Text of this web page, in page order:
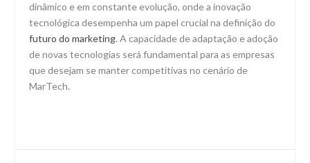
dinâmico e em constante evolução, onde a inovação
tecnológica desempenha um papel crucial na definição do
futuro do marketing. A capacidade de adaptação e adoção
de novas tecnologias será fundamental para as empresas
que desejam se manter competitivas no cenário de
MarTech.